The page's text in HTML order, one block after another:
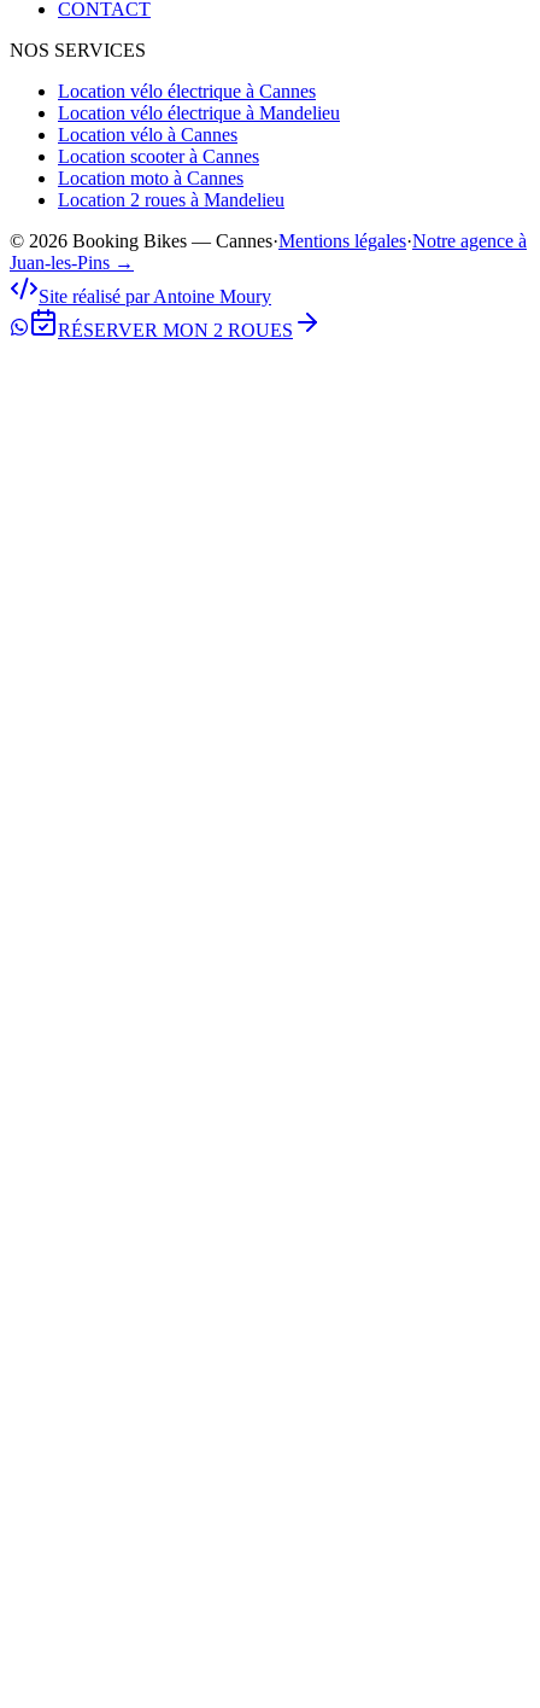
CONTACT
NOS SERVICES
Location vélo électrique à Cannes
Location vélo électrique à Mandelieu
Location vélo à Cannes
Location scooter à Cannes
Location moto à Cannes
Location 2 roues à Mandelieu
© 2026 Booking Bikes — Cannes·Mentions légales·Notre agence à
Juan-les-Pins →
Site réalisé par Antoine Moury
RÉSERVER MON 2 ROUES